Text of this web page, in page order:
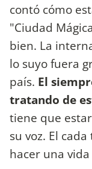
contó cómo
"Ciudad
bien. La
lo suyo fuera
país. El
tratando de
tiene que
su voz. El
hacer una